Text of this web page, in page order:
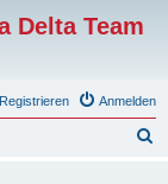
Delta Team
Anmelden
Registrieren